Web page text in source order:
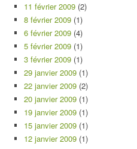
11 février 2009 (2)
8 février 2009 (1)
6 février 2009 (4)
5 février 2009 (1)
3 février 2009 (1)
29 janvier 2009 (1)
22 janvier 2009 (2)
20 janvier 2009 (1)
19 janvier 2009 (1)
15 janvier 2009 (1)
12 janvier 2009 (1)